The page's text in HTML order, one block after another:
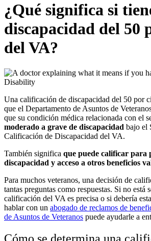
¿Qué significa si
discapacidad del 50
del VA?
Una calificación de discapacidad del 50 por
que el Departamento de Asuntos de
que su condición médica relacionada con el
moderado a grave de discapacidad bajo el
Calificación de Discapacidad del VA.
También significa que puede calificar para
discapacidad y acceso a otros beneficios
Para muchos veteranos, una decisión de
tantas preguntas como respuestas. Si no está
calificación del VA es precisa o si debería
hablar con un abogado de reclamos de
de Asuntos de Veteranos puede ayudarle a
Cómo se determina una